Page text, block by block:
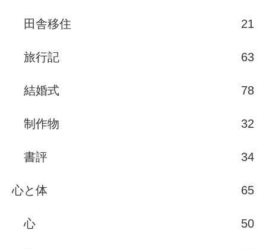
田舎移住 21
旅行記 63
結婚式 78
制作物 32
書評 34
心と体 65
心 50